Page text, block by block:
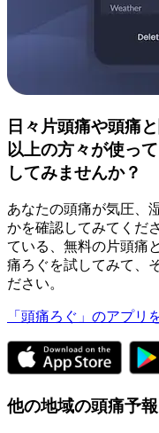
日々片頭痛や頭痛
以上の方々が使っ
してみませんか？
あなたの頭痛が気圧、
かを確認してみてくだ
ている、無料の片頭痛
痛ろぐを試してみて、
ださい。
「頭痛ろぐ」のアプリ
他の地域の頭痛予